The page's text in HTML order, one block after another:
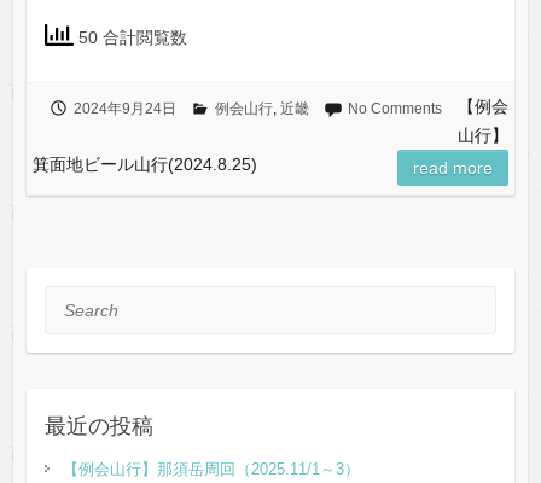
50 合計閲覧数
2024年9月24日 例会山行, 近畿 No Comments
【例会
山行】
箕面地ビール山行(2024.8.25)
read more
Search
最近の投稿
【例会山行】那須岳周回（2025.11/1～3）